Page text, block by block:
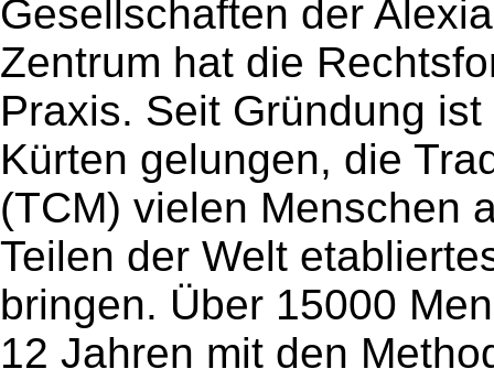
Gesellschaften der
Zentrum hat die
Praxis. Seit Gründung
Kürten gelungen, die
(TCM) vielen Menschen
Teilen der Welt
bringen. Über 15000
12 Jahren mit den